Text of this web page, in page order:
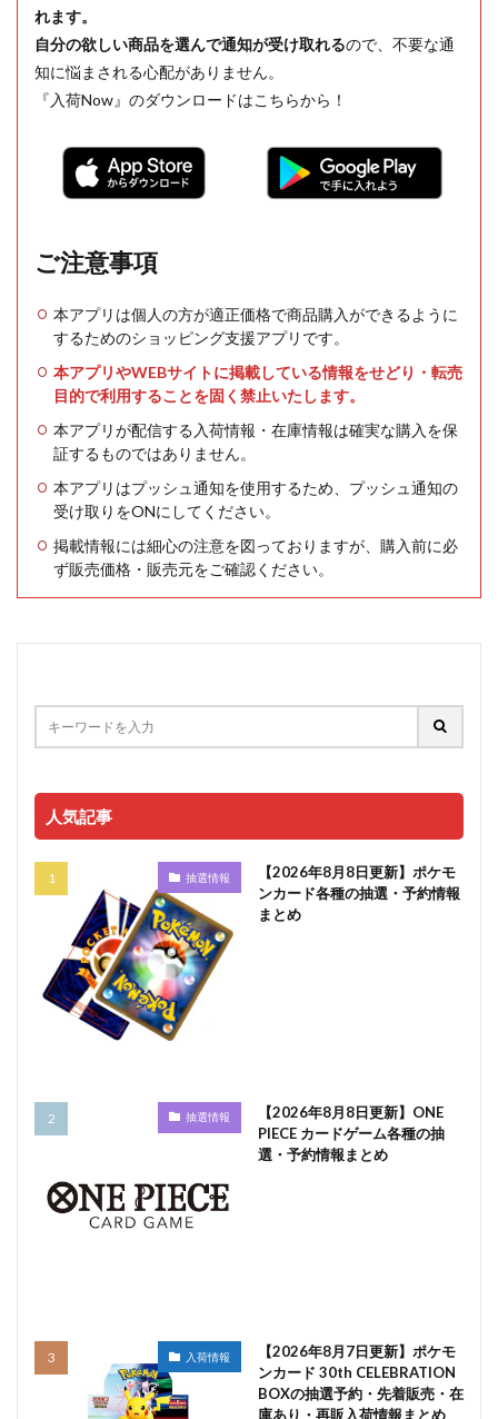
れます。
自分の欲しい商品を選んで通知が受け取れるので、不要な通
知に悩まされる心配がありません。
『入荷Now』のダウンロードはこちらから！
ご注意事項
本アプリは個人の方が適正価格で商品購入ができるように
するためのショッピング支援アプリです。
本アプリやWEBサイトに掲載している情報をせどり・転売
目的で利用することを固く禁止いたします。
本アプリが配信する入荷情報・在庫情報は確実な購入を保
証するものではありません。
本アプリはプッシュ通知を使用するため、プッシュ通知の
受け取りをONにしてください。
掲載情報には細心の注意を図っておりますが、購入前に必
ず販売価格・販売元をご確認ください。
人気記事
抽選情報
【2026年8月8日更新】ポケモ
ンカード各種の抽選・予約情報
まとめ
抽選情報
【2026年8月8日更新】ONE
PIECE カードゲーム各種の抽
選・予約情報まとめ
入荷情報
【2026年8月7日更新】ポケモ
ンカード 30th CELEBRATION
BOXの抽選予約・先着販売・在
庫あり・再販入荷情報まとめ